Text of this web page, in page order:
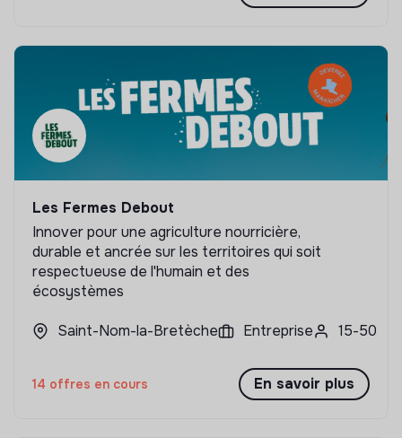
Les Fermes Debout
Innover pour une agriculture nourricière,
durable et ancrée sur les territoires qui soit
respectueuse de l'humain et des
écosystèmes
Saint-Nom-la-Bretèche Entreprise 15-50
14 offres en cours En savoir plus